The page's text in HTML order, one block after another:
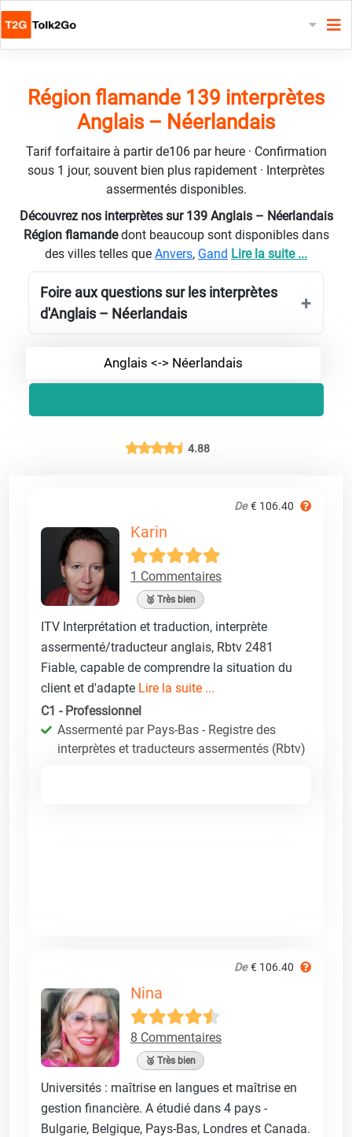
Région flamande 139 interprètes
Anglais – Néerlandais
Tarif forfaitaire à partir de106 par heure · Confirmation
sous 1 jour, souvent bien plus rapidement · Interprètes
assermentés disponibles.
Découvrez nos interprètes sur 139 Anglais – Néerlandais
Région flamandedont beaucoup sont disponibles dans
des villes telles que Anvers, Gand Lire la suite ...
Foire aux questions sur les interprètes
d'Anglais – Néerlandais
Anglais <-> Néerlandais
4.88
De € 106.40
Karin
1 Commentaires
🥈 Très bien
ITV Interprétation et traduction, interprète
assermenté/traducteur anglais, Rbtv 2481
Fiable, capable de comprendre la situation du
client et d'adapte Lire la suite ...
C1 - Professionnel
Assermenté par Pays-Bas - Registre des
interprètes et traducteurs assermentés (Rbtv)
De € 106.40
Nina
8 Commentaires
🥈 Très bien
Universités : maîtrise en langues et maîtrise en
gestion financière. A étudié dans 4 pays -
Bulgarie, Belgique, Pays-Bas, Londres et Canada.